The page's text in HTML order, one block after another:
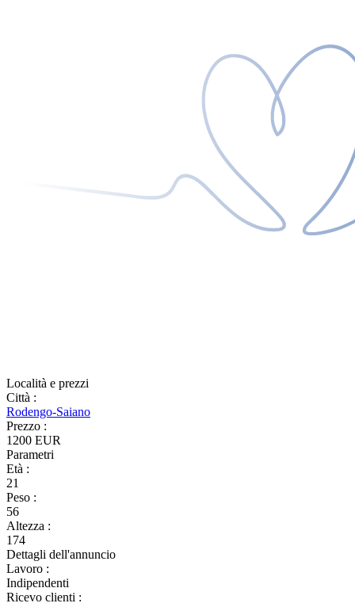
Località e prezzi
Città :
Rodengo-Saiano
Prezzo :
1200 EUR
Parametri
Età :
21
Peso :
56
Altezza :
174
Dettagli dell'annuncio
Lavoro :
Indipendenti
Ricevo clienti :